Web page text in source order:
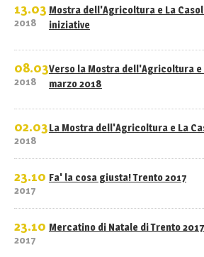
13.03
2018
Mostra dell'Agricoltura e La
iniziative
08.03
2018
Verso la Mostra dell'Agricoltura e
marzo 2018
02.03
2018
La Mostra dell'Agricoltura e La
23.10
2017
Fa' la cosa giusta! Trento 2017
23.10
2017
Mercatino di Natale di Trento 2017